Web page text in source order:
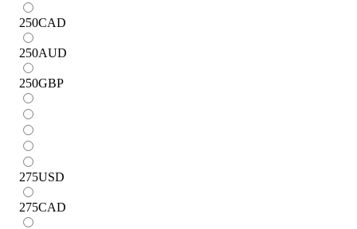
250CAD
250AUD
250GBP
275USD
275CAD